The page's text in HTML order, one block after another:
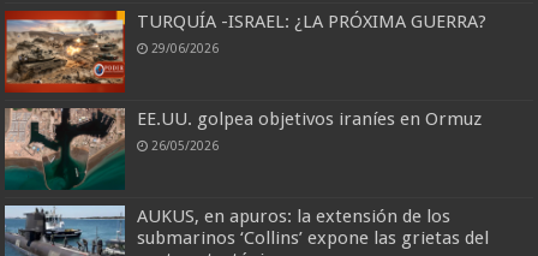
TURQUÍA -ISRAEL: ¿LA PRÓXIMA GUERRA?
29/06/2026
EE.UU. golpea objetivos iraníes en Ormuz
26/05/2026
AUKUS, en apuros: la extensión de los
submarinos ‘Collins’ expone las grietas del